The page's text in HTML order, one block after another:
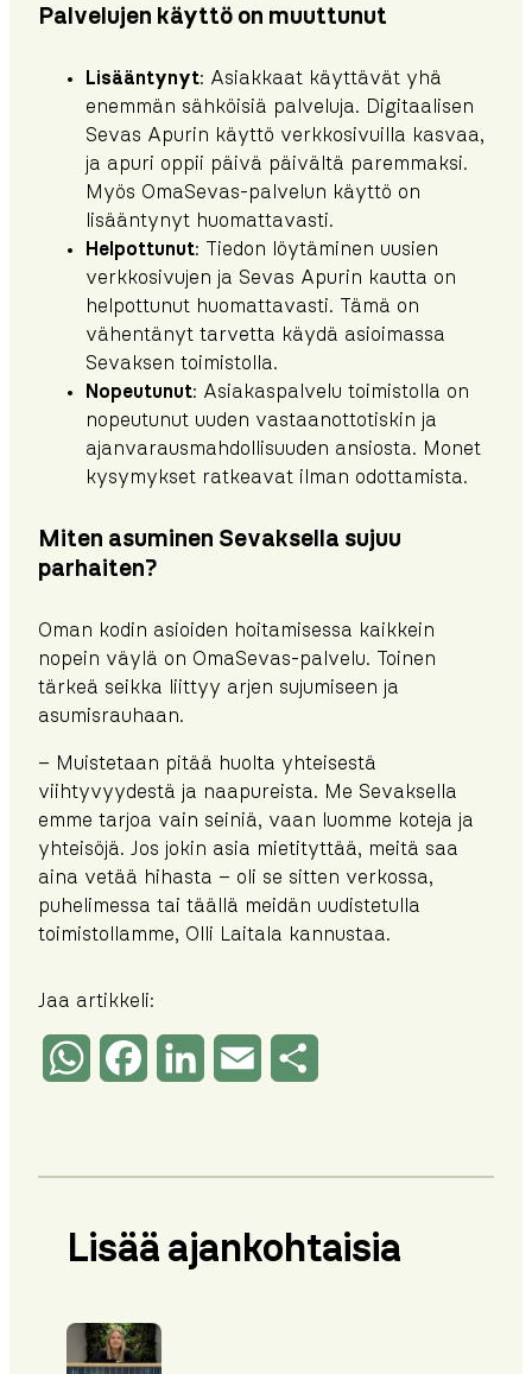
Palvelujen käyttö on muuttunut
Lisääntynyt: Asiakkaat käyttävät yhä
enemmän sähköisiä palveluja. Digitaalisen
Sevas Apurin käyttö verkkosivuilla kasvaa,
ja apuri oppii päivä päivältä paremmaksi.
Myös OmaSevas-palvelun käyttö on
lisääntynyt huomattavasti.
Helpottunut: Tiedon löytäminen uusien
verkkosivujen ja Sevas Apurin kautta on
helpottunut huomattavasti. Tämä on
vähentänyt tarvetta käydä asioimassa
Sevaksen toimistolla.
Nopeutunut: Asiakaspalvelu toimistolla on
nopeutunut uuden vastaanottotiskin ja
ajanvarausmahdollisuuden ansiosta. Monet
kysymykset ratkeavat ilman odottamista.
Miten asuminen Sevaksella sujuu
parhaiten?
Oman kodin asioiden hoitamisessa kaikkein
nopein väylä on OmaSevas-palvelu. Toinen
tärkeä seikka liittyy arjen sujumiseen ja
asumisrauhaan.
– Muistetaan pitää huolta yhteisestä
viihtyvyydestä ja naapureista. Me Sevaksella
emme tarjoa vain seiniä, vaan luomme koteja ja
yhteisöjä. Jos jokin asia mietityttää, meitä saa
aina vetää hihasta – oli se sitten verkossa,
puhelimessa tai täällä meidän uudistetulla
toimistollamme, Olli Laitala kannustaa.
Jaa artikkeli:
WhatsAppFacebookLinkedInEmail
Lisää ajankohtaisia